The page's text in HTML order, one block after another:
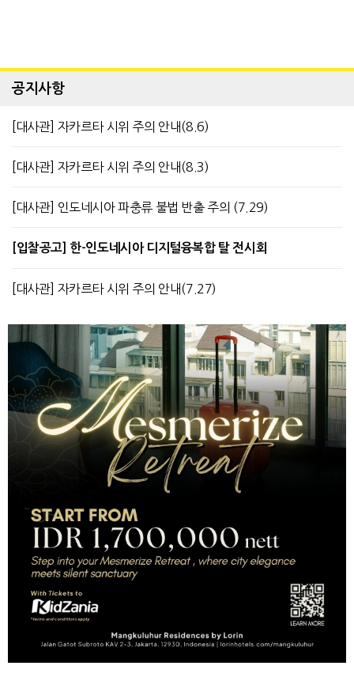
공지사항
[대사관] 자카르타 시위 주의 안내(8.6)
[대사관] 자카르타 시위 주의 안내(8.3)
[대사관] 인도네시아 파충류 불법 반출 주의 (7.29)
[입찰공고] 한-인도네시아 디지털융복합 탈 전시회
[대사관] 자카르타 시위 주의 안내(7.27)